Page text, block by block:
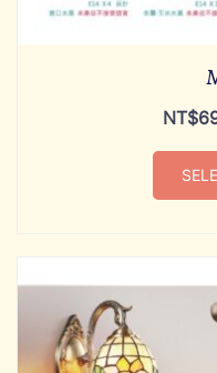
NT$